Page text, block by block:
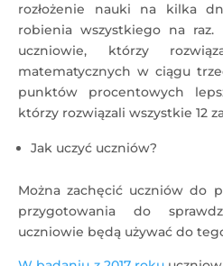
rozłożenie nauki na kilka
robienia wszystkiego na raz.
uczniowie, którzy
matematycznych w ciągu
punktów procentowych
którzy rozwiązali wszystkie 12
Jak uczyć uczniów?
Można zachęcić uczniów do
przygotowania do
uczniowie będą używać do